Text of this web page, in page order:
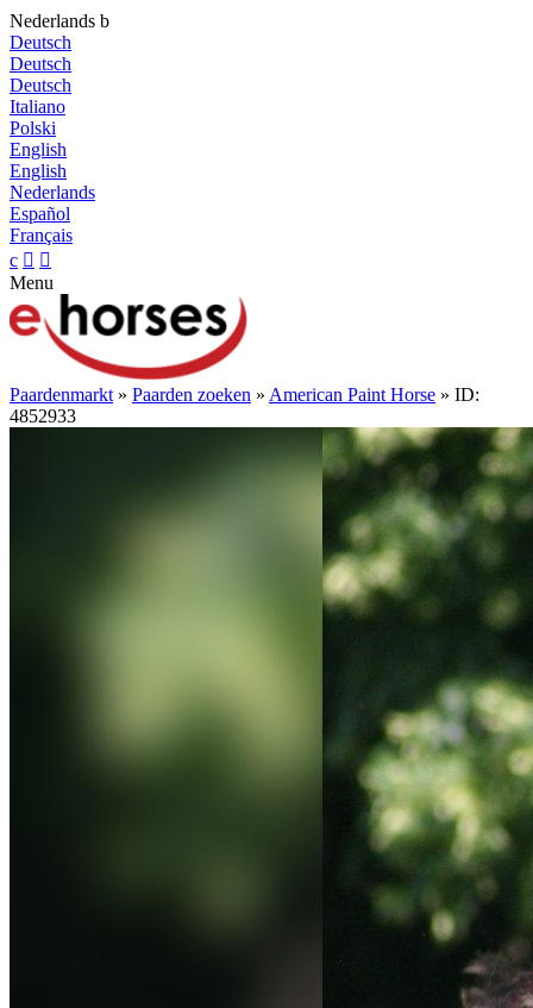
Nederlands b
Deutsch
Deutsch
Deutsch
Italiano
Polski
English
English
Nederlands
Español
Français
c  
Menu
Paardenmarkt » Paarden zoeken » American Paint Horse » ID:
4852933